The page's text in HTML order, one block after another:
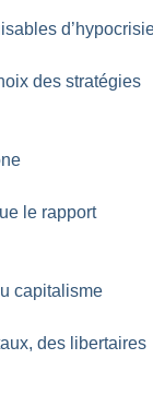
des stratégies
le rapport
capitalisme
des libertaires